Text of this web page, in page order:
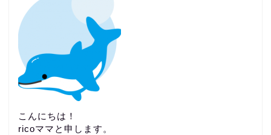
こんにちは！
ricoママと申します。